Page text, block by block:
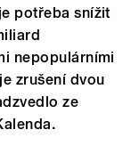
potřeba snížit
nepopulárními
zrušení dvou
ze